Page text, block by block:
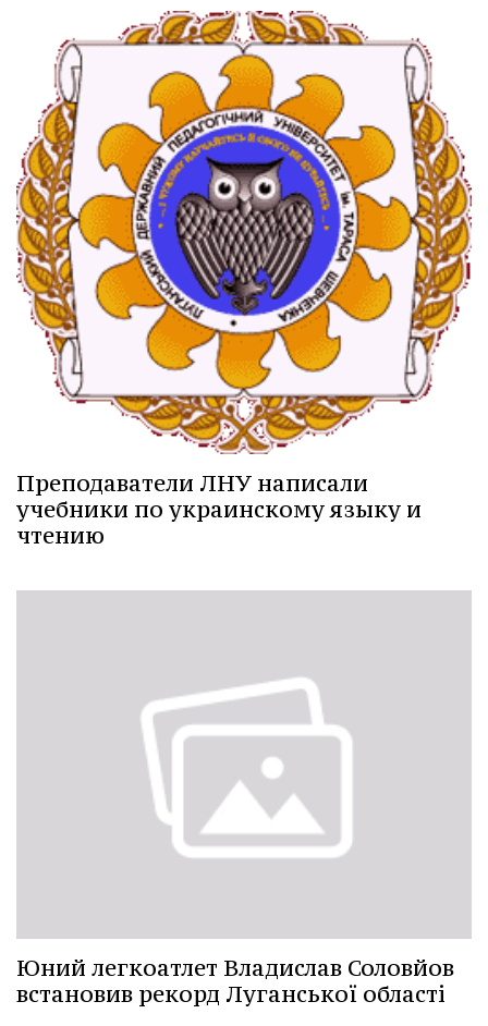
Преподаватели ЛНУ написали
учебники по украинскому языку и
чтению
Юний легкоатлет Владислав Соловйов
встановив рекорд Луганської області